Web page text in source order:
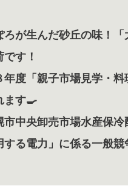
ろが生んだ砂丘の味！「
す！
年度「親子市場見学・料
ます🍳
市中央卸売市場水産保
する電力」に係る一般競